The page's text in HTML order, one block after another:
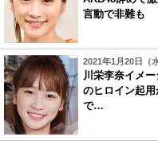
言動で非難も
2021年1月20日（
川栄李奈イメ
のヒロイン起
で…